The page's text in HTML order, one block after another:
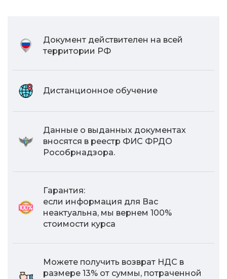
Документ действителен на всей
территории РФ
Дистанционное обучение
Данные о выданных документах
вносятся в реестр ФИС ФРДО
Рособрнадзора.
Гарантия:
если информация для Вас
неактуальна, мы вернем 100%
стоимости курса
Можете получить возврат НДС в
размере 13% от суммы, потраченной